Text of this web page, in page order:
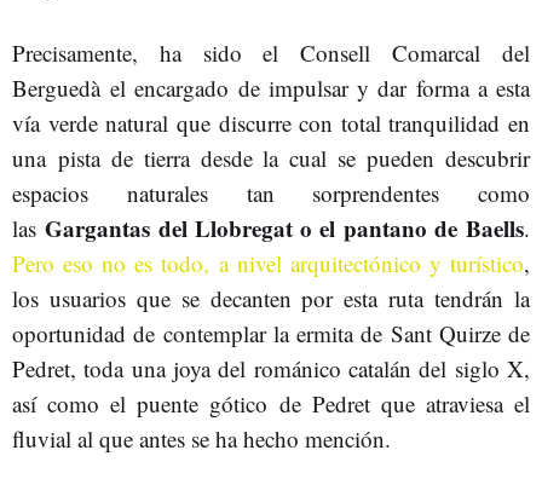
Precisamente, ha sido el Consell Comarcal del
Berguedà el encargado de impulsar y dar forma a esta
vía verde natural que discurre con total tranquilidad en
una pista de tierra desde la cual se pueden descubrir
espacios naturales tan sorprendentes como
lasGargantas del Llobregat o el pantano de Baells.
Pero eso no es todo, a nivel arquitectónico y turístico,
los usuarios que se decanten por esta ruta tendrán la
oportunidad de contemplar la ermita de Sant Quirze de
Pedret, toda una joya del románico catalán del siglo X,
así como el puente gótico de Pedret que atraviesa el
fluvial al que antes se ha hecho mención.